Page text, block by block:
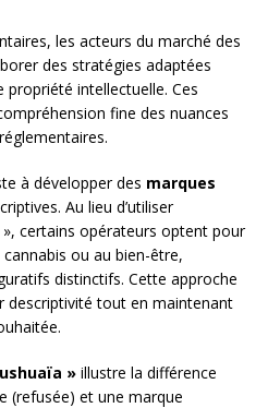
les acteurs du marché des
des stratégies adaptées
intellectuelle. Ces
fine des nuances
à développer des marques
Au lieu d’utiliser
certains opérateurs optent pour
ou au bien-être,
distinctifs. Cette approche
descriptivité tout en maintenant
» illustre la différence
(refusée) et une marque